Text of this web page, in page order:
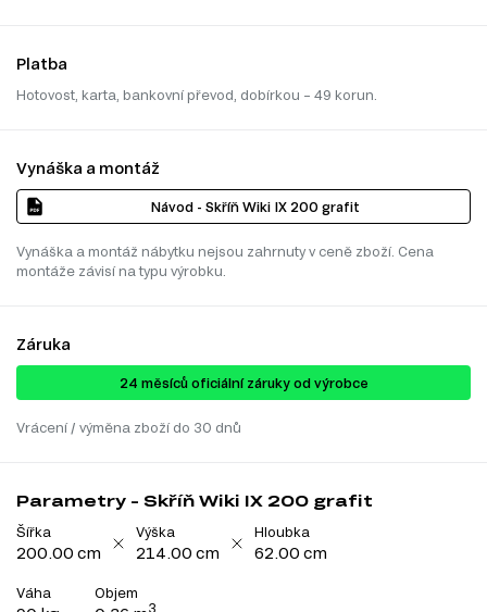
Platba
Hotovost, karta, bankovní převod, dobírkou – 49 korun.
Vynáška a montáž
Návod - Skříň Wiki IX 200 grafit
Vynáška a montáž nábytku nejsou zahrnuty v ceně zboží. Cena
montáže závisí na typu výrobku.
Záruka
24 ​​​​měsíců oficiální záruky od výrobce
Vrácení / výměna zboží do 30 dnů
Parametry - Skříň Wiki IX 200 grafit
Šířka
200.00 cm
Výška
214.00 cm
Hloubka
62.00 cm
Váha Objem
3